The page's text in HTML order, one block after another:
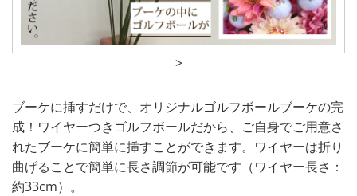
>
ブーケに挿すだけで、オリジナルゴルフボールブーケの完
成！ワイヤーつきゴルフボールだから、ご自身でご用意さ
れたブーケに簡単に挿すことができます。ワイヤーは折り
曲げることで簡単に長さ調節が可能です（ワイヤー長さ：
約33cm）。